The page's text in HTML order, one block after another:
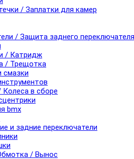
/ Заплатки для камер
/ Защита заднего переключателя
/ Катридж
/ Трещотка
смазки
в сборе
bmx
и задние переключатели
/ Вынос